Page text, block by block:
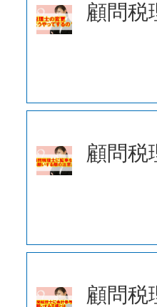
顧問税
顧問税
顧問税